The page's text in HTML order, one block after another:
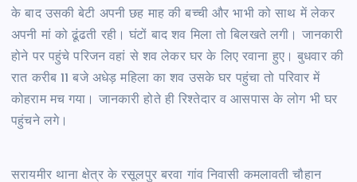
के बाद उसकी बेटी अपनी छह माह की बच्ची और भाभी को साथ में लेकर
अपनी मां को ढूंढती रही। घंटों बाद शव मिला तो बिलखते लगी। जानकारी
होने पर पहुंचे परिजन वहां से शव लेकर घर के लिए रवाना हुए। बुधवार की
रात करीब 11 बजे अधेड़ महिला का शव उसके घर पहुंचा तो परिवार में
कोहराम मच गया। जानकारी होते ही रिश्तेदार व आसपास के लोग भी घर
पहुंचने लगे।
सरायमीर थाना क्षेत्र के रसूलपुर बरवा गांव निवासी कमलावती चौहान